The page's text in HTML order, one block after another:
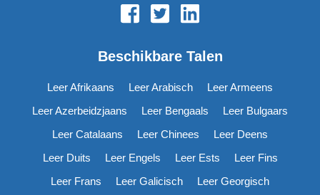
Beschikbare Talen
Leer Afrikaans Leer Arabisch
Leer Armeens
Leer Azerbeidzjaans
Leer Bengaals
Leer Bulgaars
Leer Catalaans
Leer Chinees
Leer Deens
Leer Duits
Leer Engels Leer Ests
Leer Fins
Leer Frans
Leer Galicisch
Leer Georgisch